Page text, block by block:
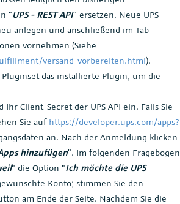
"UPS - REST API" ersetzen. Neue UPS-
anlegen und anschließend im Tab
vornehmen (Siehe
versand-vorbereiten.html).
das installierte Plugin, um die
Client-Secret der UPS API ein. Falls Sie
Sie auf https://developer.ups.com/apps?
an. Nach der Anmeldung klicken
hinzufügen". Im folgenden Fragebogen
" die Option "Ich möchte die UPS
Konto; stimmen Sie den
am Ende der Seite. Nachdem Sie die